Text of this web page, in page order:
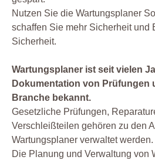
Nutzen Sie die Wartungsplaner
schaffen Sie mehr Sicherheit und
Sicherheit.
Wartungsplaner ist seit vielen
Dokumentation von Prüfungen
Branche bekannt.
Gesetzliche Prüfungen,
Verschleißteilen gehören zu den
Wartungsplaner verwaltet werden.
Die Planung und Verwaltung von